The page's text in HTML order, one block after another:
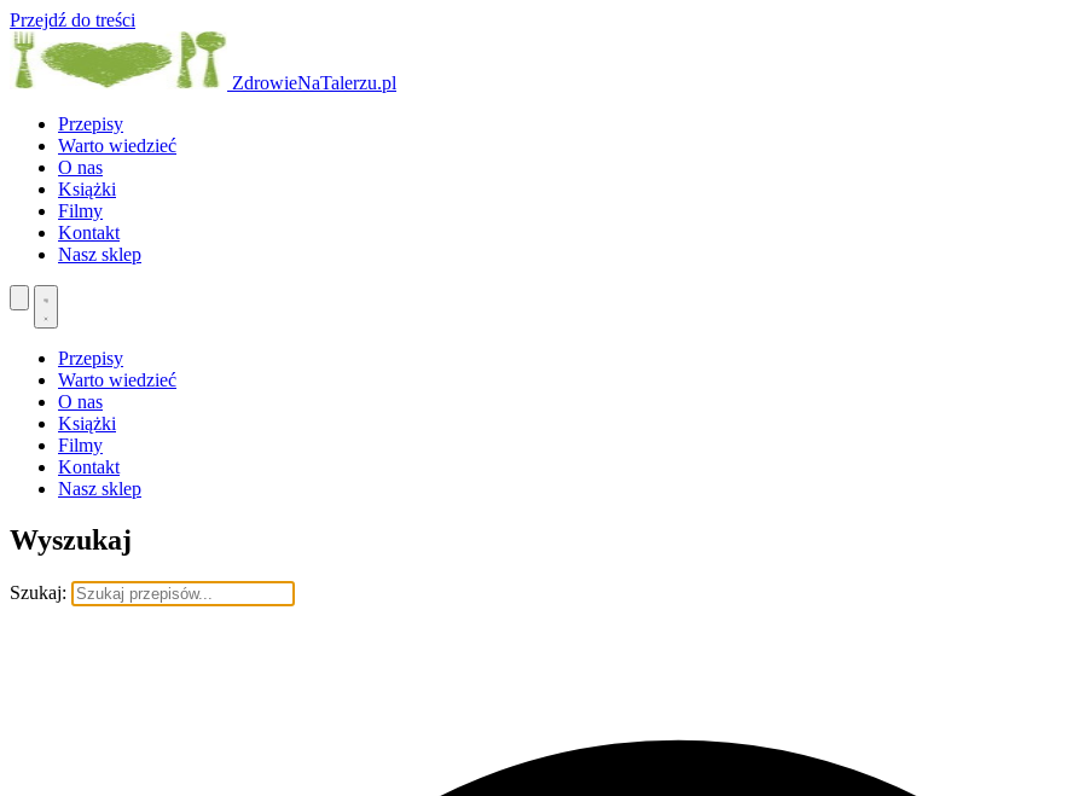
Przejdź do treści
ZdrowieNaTalerzu.pl
Przepisy
Warto wiedzieć
O nas
Książki
Filmy
Kontakt
Nasz sklep
Przepisy
Warto wiedzieć
O nas
Książki
Filmy
Kontakt
Nasz sklep
Wyszukaj
Szukaj: